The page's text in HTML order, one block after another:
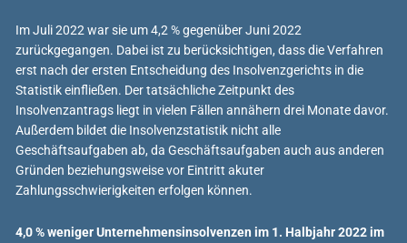
Im Juli 2022 war sie um 4,2 % gegenüber Juni 2022
zurückgegangen. Dabei ist zu berücksichtigen, dass die Verfahren
erst nach der ersten Entscheidung des Insolvenzgerichts in die
Statistik einfließen. Der tatsächliche Zeitpunkt des
Insolvenzantrags liegt in vielen Fällen annähern drei Monate davor.
Außerdem bildet die Insolvenzstatistik nicht alle
Geschäftsaufgaben ab, da Geschäftsaufgaben auch aus anderen
Gründen beziehungsweise vor Eintritt akuter
Zahlungsschwierigkeiten erfolgen können.
4,0 % weniger Unternehmensinsolvenzen im 1. Halbjahr 2022 im